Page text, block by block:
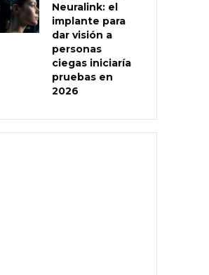
Neuralink: el
implante para
dar visión a
personas
ciegas iniciaría
pruebas en
2026